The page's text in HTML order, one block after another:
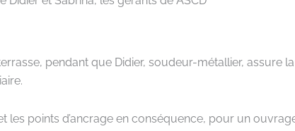
pendant que Didier, soudeur-métallier, assure
points d’ancrage en conséquence, pour un